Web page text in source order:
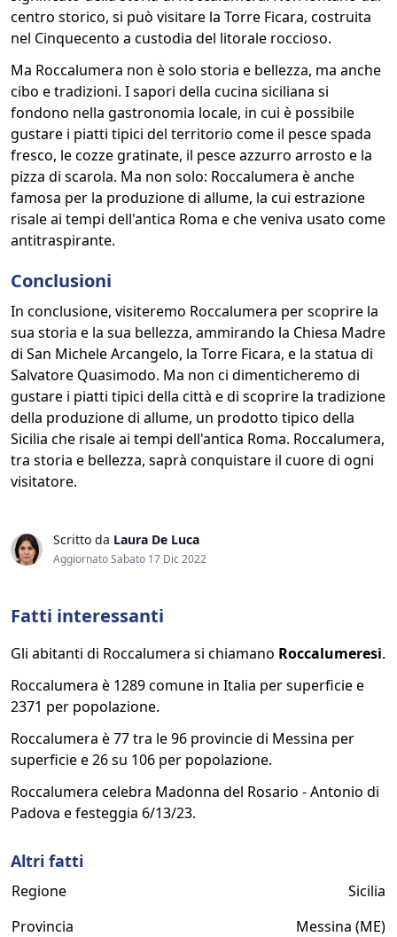
centro storico, si può visitare la Torre Ficara, costruita
nel Cinquecento a custodia del litorale roccioso.
Ma Roccalumera non è solo storia e bellezza, ma anche
cibo e tradizioni. I sapori della cucina siciliana si
fondono nella gastronomia locale, in cui è possibile
gustare i piatti tipici del territorio come il pesce spada
fresco, le cozze gratinate, il pesce azzurro arrosto e la
pizza di scarola. Ma non solo: Roccalumera è anche
famosa per la produzione di allume, la cui estrazione
risale ai tempi dell'antica Roma e che veniva usato come
antitraspirante.
Conclusioni
In conclusione, visiteremo Roccalumera per scoprire la
sua storia e la sua bellezza, ammirando la Chiesa Madre
di San Michele Arcangelo, la Torre Ficara, e la statua di
Salvatore Quasimodo. Ma non ci dimenticheremo di
gustare i piatti tipici della città e di scoprire la tradizione
della produzione di allume, un prodotto tipico della
Sicilia che risale ai tempi dell'antica Roma. Roccalumera,
tra storia e bellezza, saprà conquistare il cuore di ogni
visitatore.
Scritto da Laura De Luca
Aggiornato Sabato 17 Dic 2022
Fatti interessanti
Gli abitanti di Roccalumera si chiamano Roccalumeresi.
Roccalumera è 1289 comune in Italia per superficie e
2371 per popolazione.
Roccalumera è 77 tra le 96 provincie di Messina per
superficie e 26 su 106 per popolazione.
Roccalumera celebra Madonna del Rosario - Antonio di
Padova e festeggia 6/13/23.
Altri fatti
Regione
Sicilia
Provincia
Messina (ME)